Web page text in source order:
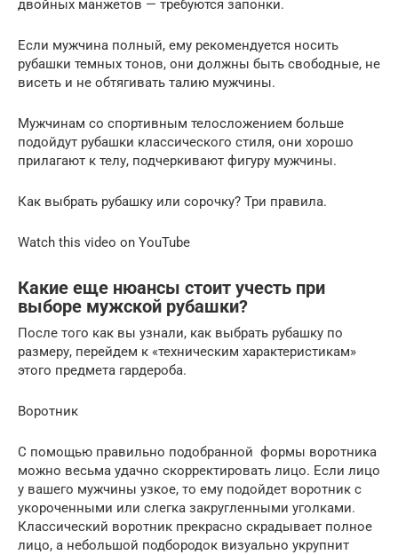
двойных манжетов — требуются запонки.
Если мужчина полный, ему рекомендуется носить
рубашки темных тонов, они должны быть свободные, не
висеть и не обтягивать талию мужчины.
Мужчинам со спортивным телосложением больше
подойдут рубашки классического стиля, они хорошо
прилагают к телу, подчеркивают фигуру мужчины.
Как выбрать рубашку или сорочку? Три правила.
Watch this video on YouTube
Какие еще нюансы стоит учесть при
выборе мужской рубашки?
После того как вы узнали, как выбрать рубашку по
размеру, перейдем к «техническим характеристикам»
этого предмета гардероба.
Воротник
С помощью правильно подобранной формы воротника
можно весьма удачно скорректировать лицо. Если лицо
у вашего мужчины узкое, то ему подойдет воротник с
укороченными или слегка закругленными уголками.
Классический воротник прекрасно скрадывает полное
лицо, а небольшой подбородок визуально укрупнит